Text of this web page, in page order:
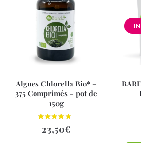
Algues Chlorella Bio* –
375 Comprimés – pot de
150g
23,50€